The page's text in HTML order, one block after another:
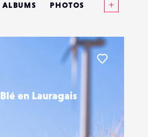
ALBUMS PHOTOS
MATÉRIELS
ÉVÉNEMENTS
Blé en Lauragais